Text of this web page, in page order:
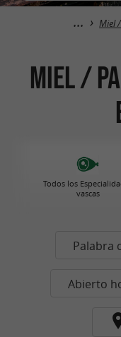
Miel
Miel /
Todos los
vascas
Palabra
Abierto